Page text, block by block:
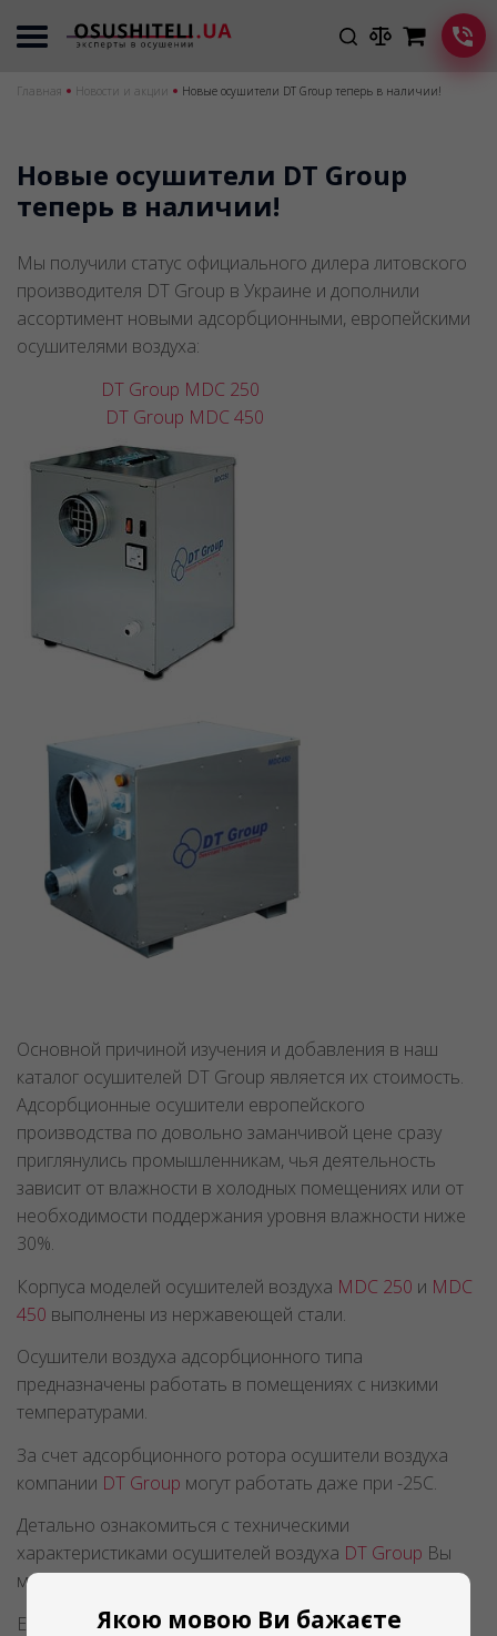
Главная Новости и акции Новые осушители DT Group теперь в наличии!
Новые осушители DT Group
теперь в наличии!
Мы получили статус официального дилера литовского
производителя DT Group в Украине и дополнили
ассортимент новыми адсорбционными, европейскими
осушителями воздуха:
DT Group MDC 250
DT Group MDC 450
Основной причиной изучения и добавления в наш
каталог осушителей DT Group является их стоимость.
Адсорбционные осушители европейского
производства по довольно заманчивой цене сразу
приглянулись промышленникам, чья деятельность
зависит от влажности в холодных помещениях или от
необходимости поддержания уровня влажности ниже
30%.
Корпуса моделей осушителей воздуха MDC 250 и MDC
450 выполнены из нержавеющей стали.
Осушители воздуха адсорбционного типа
предназначены работать в помещениях с низкими
температурами.
За счет адсорбционного ротора осушители воздуха
компании DT Group могут работать даже при -25С.
Детально ознакомиться с техническими
характеристиками осушителей воздуха DT Group Вы
можетездесь.
Если у Вас возникнут дополнительные вопросы,
Якою мовою Ви бажаєте